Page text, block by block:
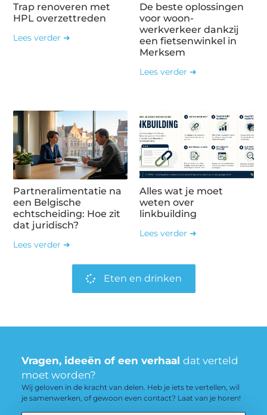
Trap renoveren met
HPL overzettreden
Lees verder ➜
De beste oplossingen
voor woon-
werkverkeer dankzij
een fietsenwinkel in
Merksem
Lees verder ➜
Partneralimentatie na
een Belgische
echtscheiding: Hoe zit
dat juridisch?
Lees verder ➜
Alles wat je moet
weten over
linkbuilding
Lees verder ➜
Eten en drinken
Vragen, ideeën of een verhaal dat verteld
moet worden?
Wij geloven in de kracht van delen. Heb je iets te vertellen, wil
je samenwerken, of gewoon even contact? Laat van je horen!